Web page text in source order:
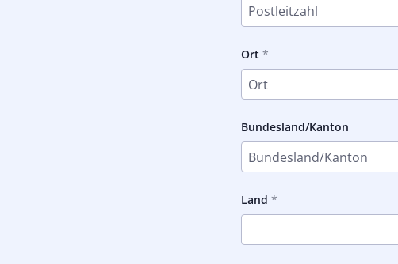
Ort
Bundesland/Kanton
Land